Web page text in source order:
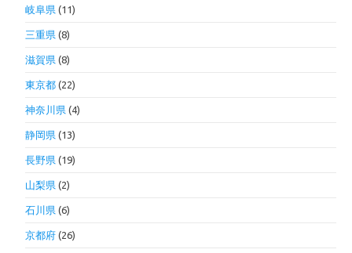
岐阜県 (11)
三重県 (8)
滋賀県 (8)
東京都 (22)
神奈川県 (4)
静岡県 (13)
長野県 (19)
山梨県 (2)
石川県 (6)
京都府 (26)